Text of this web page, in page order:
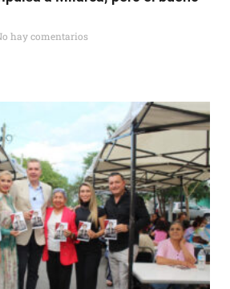
hay comentarios